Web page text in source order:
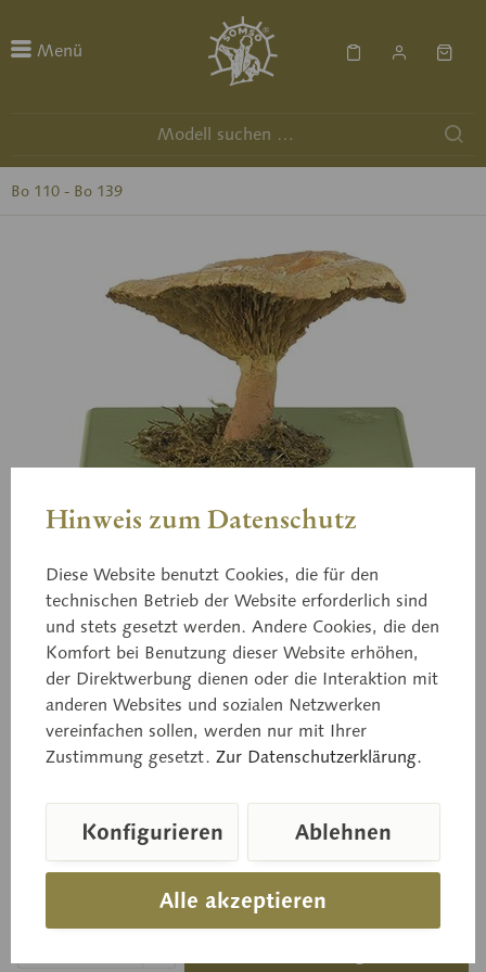
Menü
Bo 110 - Bo 139
Bo 126
Bruchreizker, Maggipilz
Lactarius helvus FR., Giftig! Getrocknet in kleinen
Mengen Gewürzpilz
Preis auf Anfrage
Lieferzeit auf Anfrage
Hinweis zum Datenschutz
Diese Website benutzt Cookies, die für den
technischen Betrieb der Website erforderlich sind
und stets gesetzt werden. Andere Cookies, die den
Komfort bei Benutzung dieser Website erhöhen,
der Direktwerbung dienen oder die Interaktion mit
anderen Websites und sozialen Netzwerken
vereinfachen sollen, werden nur mit Ihrer
Zustimmung gesetzt. Zur Datenschutzerklärung.
Alle akzeptieren
Konfigurieren Ablehnen